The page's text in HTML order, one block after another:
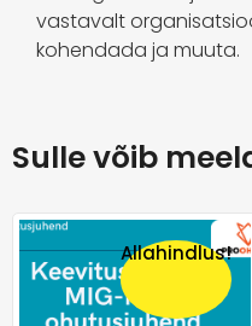
vastavalt
kohendada ja muuta.
Sulle võib
Allahindlus!